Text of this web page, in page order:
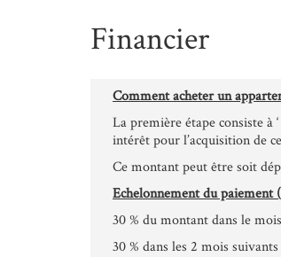
Financier
Comment acheter un
La première étape consiste à
intérêt pour l’acquisition de
Ce montant peut être soit
Echelonnement du paiement
30 % du montant dans le
30 % dans les 2 mois suivants